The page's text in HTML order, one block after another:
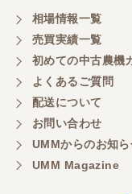
相場情報一覧
売買実績一覧
初めての中古農機
よくあるご質問
配送について
お問い合わせ
UMMからのお知
UMM Magazine